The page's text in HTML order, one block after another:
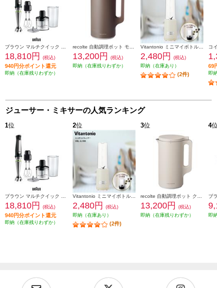
18,810円 (税込)
940円分ポイント還元
即納（在庫残りわずか）
13,200円
(税込)
即納（在庫残りわずか）
2,480円
(税込)
即納（在庫あり）
(2件)
69
即
ジューサー・ミキサーの人気ランキング
1位
18,810円 (税込)
940円分ポイント還元
即納（在庫残りわずか）
2位
2,480円
(税込)
即納（在庫あり）
(2件)
3位
13,200円
(税込)
即納（在庫残りわずか）
4
即